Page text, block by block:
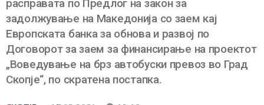
расправата по Предлог на закон за
задолжување на Македонија со заем кај
Европската банка за обнова и развој по
Договорот за заем за финансирање на проектот
„Воведување на брз автобуски превоз во Град
Скопје“, по скратена постапка.